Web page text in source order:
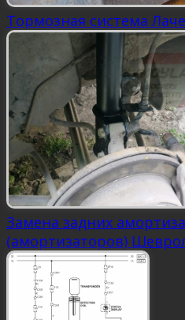
Тормозная система
Замена задних
(амортизаторов)